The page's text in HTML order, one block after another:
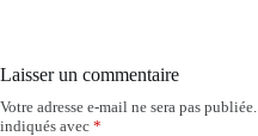
Laisser un commentaire
Votre adresse e-mail ne sera pas publiée.
indiqués avec *